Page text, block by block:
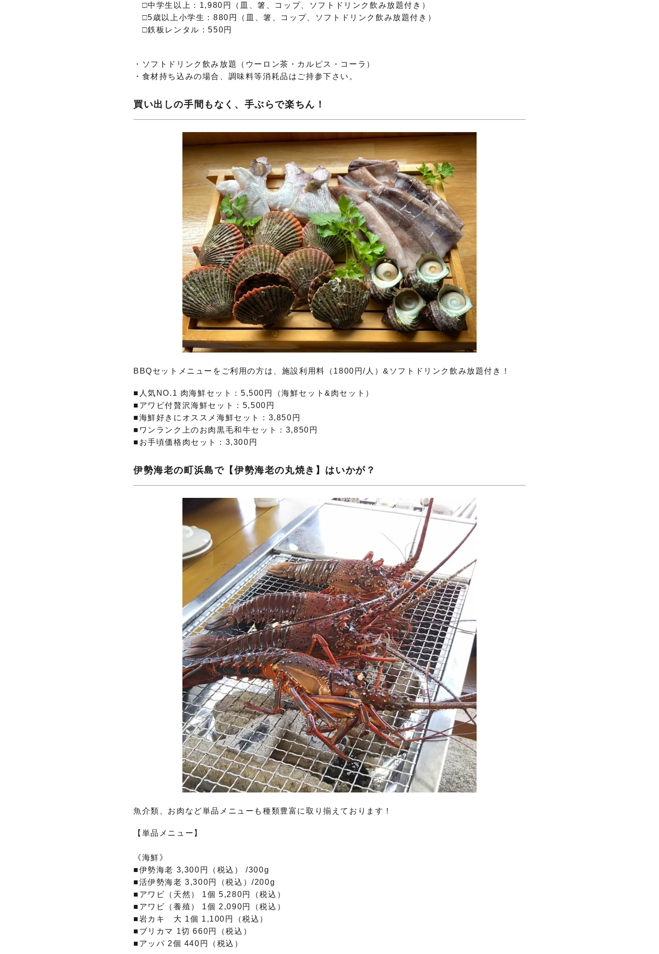
□中学生以上：1,980円（皿、箸、コップ、ソフトドリンク飲み放題付き）
□5歳以上小学生：880円（皿、箸、コップ、ソフトドリンク飲み放題付き）
□鉄板レンタル：550円
・ソフトドリンク飲み放題（ウーロン茶・カルピス・コーラ）
・食材持ち込みの場合、調味料等消耗品はご持参下さい。
買い出しの手間もなく、手ぶらで楽ちん！
BBQセットメニューをご利用の方は、施設利用料（1800円/人）&ソフトドリンク飲み放題付き！
■人気NO.1 肉海鮮セット：5,500円（海鮮セット&肉セット）
■アワビ付贅沢海鮮セット：5,500円
■海鮮好きにオススメ海鮮セット：3,850円
■ワンランク上のお肉黒毛和牛セット：3,850円
■お手頃価格肉セット：3,300円
伊勢海老の町浜島で【伊勢海老の丸焼き】はいかが？
魚介類、お肉など単品メニューも種類豊富に取り揃えております！
【単品メニュー】
《海鮮》
■伊勢海老 3,300円（税込） /300g
■活伊勢海老 3,300円（税込）/200g
■アワビ（天然） 1個 5,280円（税込）
■アワビ（養殖） 1個 2,090円（税込）
■岩カキ 大 1個 1,100円（税込）
■ブリカマ 1切 660円（税込）
■アッパ 2個 440円（税込）